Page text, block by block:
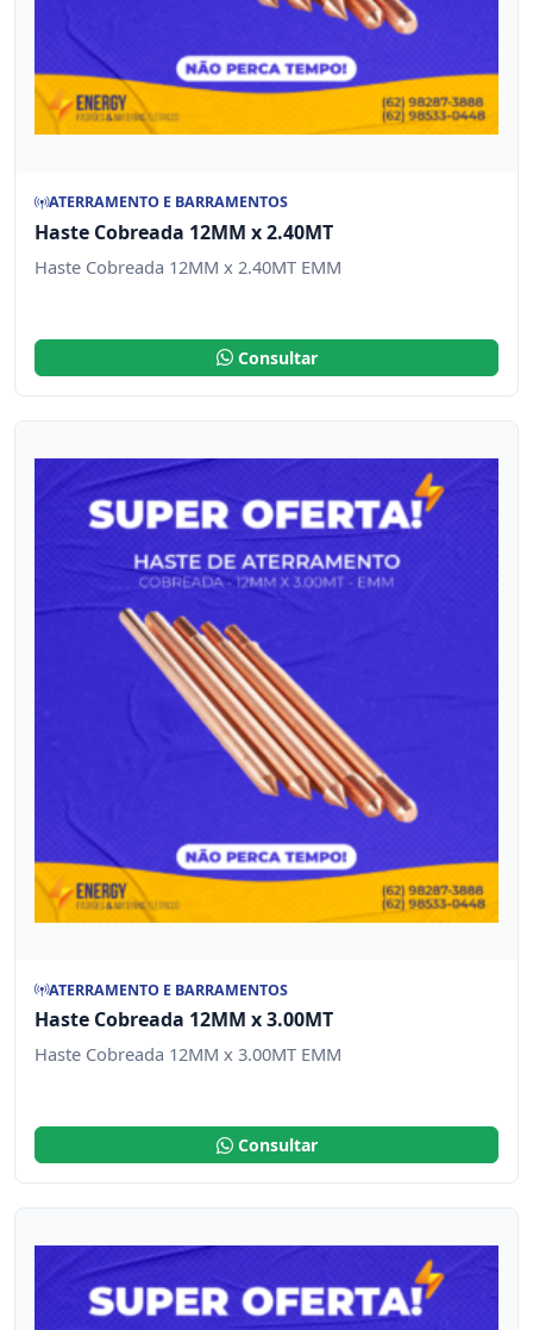
ATERRAMENTO E BARRAMENTOS
Haste Cobreada 12MM x 2.40MT
Haste Cobreada 12MM x 2.40MT EMM
Consultar
ATERRAMENTO E BARRAMENTOS
Haste Cobreada 12MM x 3.00MT
Haste Cobreada 12MM x 3.00MT EMM
Consultar